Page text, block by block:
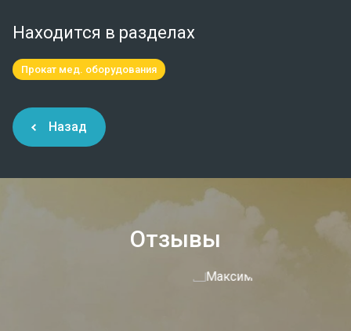
Находится в разделах
Прокат мед. оборудования
Назад
Отзывы